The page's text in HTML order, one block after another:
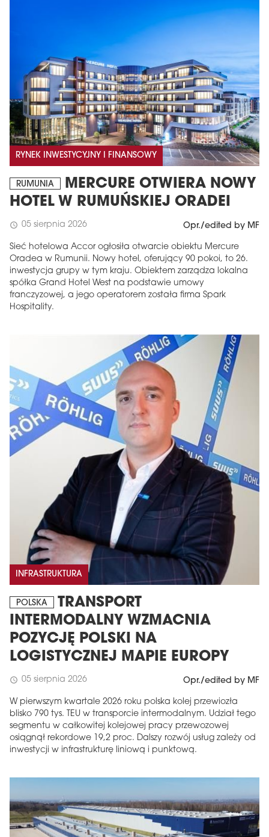
RYNEK INWESTYCYJNY I FINANSOWY
RUMUNIA
MERCURE OTWIERA NOWY
HOTEL W RUMUŃSKIEJ ORADEI
schedule 05 sierpnia 2026 Opr./edited by MF
Sieć hotelowa Accor ogłosiła otwarcie obiektu Mercure
Oradea w Rumunii. Nowy hotel, oferujący 90 pokoi, to 26.
inwestycja grupy w tym kraju. Obiektem zarządza lokalna
spółka Grand Hotel West na podstawie umowy
franczyzowej, a jego operatorem została firma Spark
Hospitality.
INFRASTRUKTURA
POLSKA
TRANSPORT
INTERMODALNY WZMACNIA
POZYCJĘ POLSKI NA
LOGISTYCZNEJ MAPIE EUROPY
schedule 05 sierpnia 2026 Opr./edited by MF
W pierwszym kwartale 2026 roku polska kolej przewiozła
blisko 790 tys. TEU w transporcie intermodalnym. Udział tego
segmentu w całkowitej kolejowej pracy przewozowej
osiągnął rekordowe 19,2 proc. Dalszy rozwój usług zależy od
inwestycji w infrastrukturę liniową i punktową.